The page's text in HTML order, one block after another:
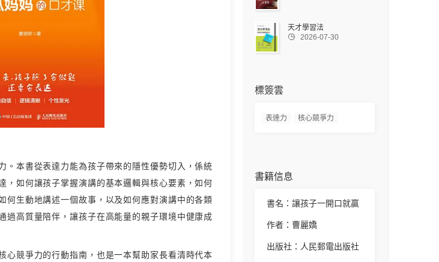
。本書從表達力能為孩子帶來的隱性優勢切入，係統
，如何讓孩子掌握演講的基本邏輯與核心要素，如何
何生動地講述一個故事，以及如何應對演講中的各類
過高質量陪伴，讓孩子在高能量的親子環境中健康成
心競爭力的行動指南，也是一本幫助家長看清時代本
天才學習法
 2026-07-30
標簽雲
表達力 核心競爭力
書籍信息
書名：讓孩子一開口就贏
作者：曹麗嬌
出版社：人民郵電出版社